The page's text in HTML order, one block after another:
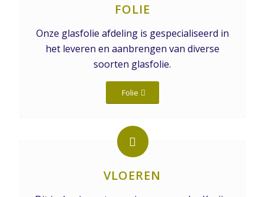
FOLIE
Onze glasfolie afdeling is gespecialiseerd in
het leveren en aanbrengen van diverse
soorten glasfolie.
Folie
VLOEREN